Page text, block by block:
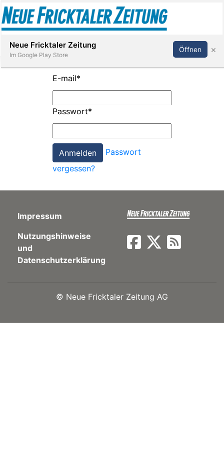
Paper
App
Abonnieren Anmelden
E-mail*
Passwort*
Passwort
vergessen?
Impressum
Nutzungshinweise
und
Datenschutzerklärung
© Neue Fricktaler Zeitung AG
Neue Fricktaler Zeitung
Im Google Play Store
Öffnen ×